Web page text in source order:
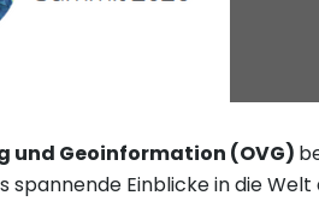
und Geoinformation (OVG)
spannende Einblicke in die